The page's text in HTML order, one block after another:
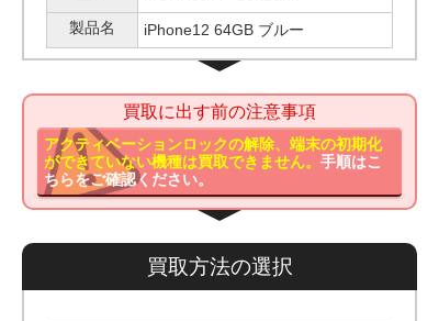
製品名
iPhone12 64GB ブルー
買取に出す前の注意事項
アクティベーションロックの解除、端末の初期化
ができていない機種は買取できません。手順はこ
ちらをご確認ください。
買取方法の選択